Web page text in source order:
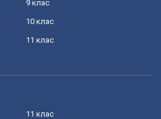
9 клас
10 клас
11 клас
11 клас